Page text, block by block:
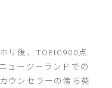
リ後、TOEIC900点
ュージーランドでの
ウンセラーの傍ら英